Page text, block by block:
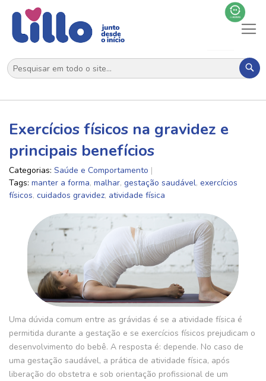
Exercícios físicos na gravidez e
principais benefícios
Categorias: Saúde e Comportamento
Tags: manter a forma, malhar, gestação saudável, exercícios
físicos, cuidados gravidez, atividade física
Uma dúvida comum entre as grávidas é se a atividade física é
permitida durante a gestação e se exercícios físicos prejudicam o
desenvolvimento do bebê. A resposta é: depende. No caso de
uma gestação saudável, a prática de atividade física, após
liberação do obstetra e sob orientação profissional de um